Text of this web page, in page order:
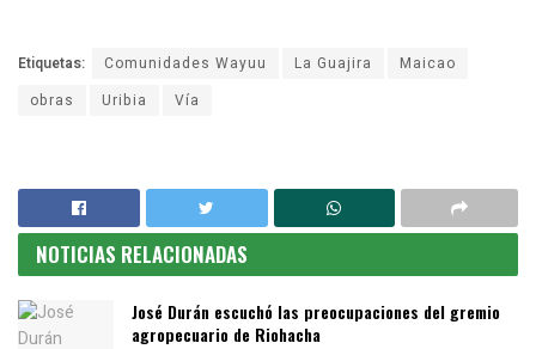
Etiquetas: Comunidades Wayuu La Guajira
Maicao
obras
Uribia Vía
NOTICIAS RELACIONADAS
José Durán escuchó las preocupaciones del gremio
agropecuario de Riohacha